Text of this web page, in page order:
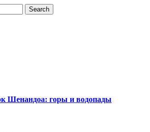
Шенандоа: горы и водопады